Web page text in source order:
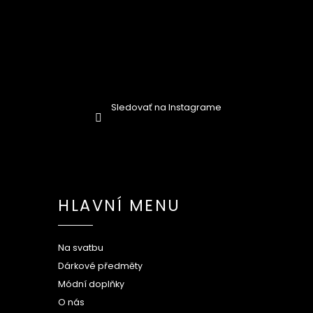
Sledovať na Instagrame
HLAVNÍ MENU
Na svatbu
Dárkové předměty
Módní doplňky
O nás